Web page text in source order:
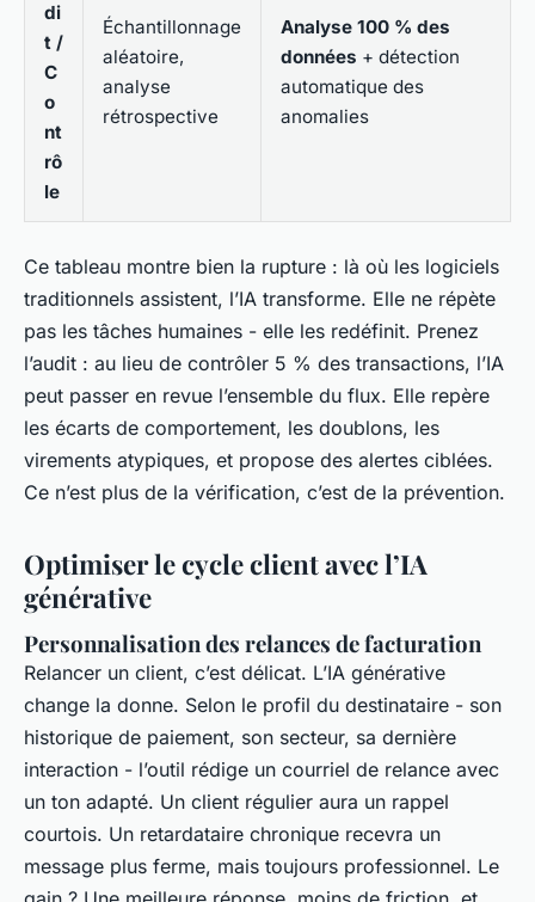
di
t /
C
o
nt
rô
le
Échantillonnage
aléatoire,
analyse
rétrospective
Analyse 100 % des
données + détection
automatique des
anomalies
Ce tableau montre bien la rupture : là où les logiciels
traditionnels assistent, l’IA transforme. Elle ne répète
pas les tâches humaines - elle les redéfinit. Prenez
l’audit : au lieu de contrôler 5 % des transactions, l’IA
peut passer en revue l’ensemble du flux. Elle repère
les écarts de comportement, les doublons, les
virements atypiques, et propose des alertes ciblées.
Ce n’est plus de la vérification, c’est de la prévention.
Optimiser le cycle client avec l’IA
générative
Personnalisation des relances de facturation
Relancer un client, c’est délicat. L’IA générative
change la donne. Selon le profil du destinataire - son
historique de paiement, son secteur, sa dernière
interaction - l’outil rédige un courriel de relance avec
un ton adapté. Un client régulier aura un rappel
courtois. Un retardataire chronique recevra un
message plus ferme, mais toujours professionnel. Le